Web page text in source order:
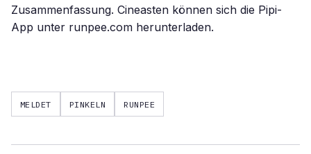
Zusammenfassung. Cineasten können sich die Pipi-
App unter runpee.com herunterladen.
MELDET PINKELN RUNPEE